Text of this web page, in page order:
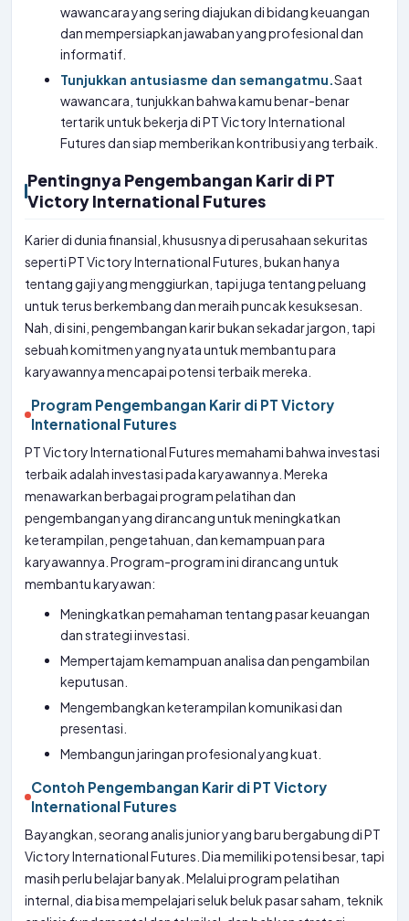
wawancara yang sering diajukan di bidang keuangan
dan mempersiapkan jawaban yang profesional dan
informatif.
Tunjukkan antusiasme dan semangatmu.Saat
wawancara, tunjukkan bahwa kamu benar-benar
tertarik untuk bekerja di PT Victory International
Futures dan siap memberikan kontribusi yang terbaik.
Pentingnya Pengembangan Karir di PT
Victory International Futures
Karier di dunia finansial, khususnya di perusahaan sekuritas
seperti PT Victory International Futures, bukan hanya
tentang gaji yang menggiurkan, tapi juga tentang peluang
untuk terus berkembang dan meraih puncak kesuksesan.
Nah, di sini, pengembangan karir bukan sekadar jargon, tapi
sebuah komitmen yang nyata untuk membantu para
karyawannya mencapai potensi terbaik mereka.
Program Pengembangan Karir di PT Victory
International Futures
PT Victory International Futures memahami bahwa investasi
terbaik adalah investasi pada karyawannya. Mereka
menawarkan berbagai program pelatihan dan
pengembangan yang dirancang untuk meningkatkan
keterampilan, pengetahuan, dan kemampuan para
karyawannya. Program-program ini dirancang untuk
membantu karyawan:
Meningkatkan pemahaman tentang pasar keuangan
dan strategi investasi.
Mempertajam kemampuan analisa dan pengambilan
keputusan.
Mengembangkan keterampilan komunikasi dan
presentasi.
Membangun jaringan profesional yang kuat.
Contoh Pengembangan Karir di PT Victory
International Futures
Bayangkan, seorang analis junior yang baru bergabung di PT
Victory International Futures. Dia memiliki potensi besar, tapi
masih perlu belajar banyak. Melalui program pelatihan
internal, dia bisa mempelajari seluk beluk pasar saham, teknik